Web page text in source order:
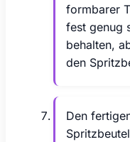
formbarer
fest genug
behalten,
den
Den